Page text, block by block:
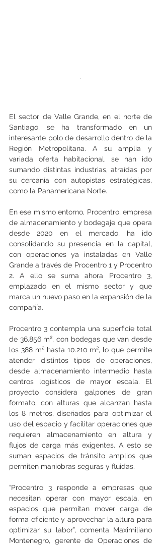
.
El sector de Valle Grande, en el norte de
Santiago, se ha transformado en un
interesante polo de desarrollo dentro de la
Región Metropolitana. A su amplia y
variada oferta habitacional, se han ido
sumando distintas industrias, atraídas por
su cercanía con autopistas estratégicas,
como la Panamericana Norte.
En ese mismo entorno, Procentro, empresa
de almacenamiento y bodegaje que opera
desde 2020 en el mercado, ha ido
consolidando su presencia en la capital,
con operaciones ya instaladas en Valle
Grande a través de Procentro 1 y Procentro
2. A ello se suma ahora Procentro 3,
emplazado en el mismo sector y que
marca un nuevo paso en la expansión de la
compañía.
Procentro 3 contempla una superficie total
de 36.856 m², con bodegas que van desde
los 388 m² hasta 10.210 m², lo que permite
atender distintos tipos de operaciones,
desde almacenamiento intermedio hasta
centros logísticos de mayor escala. El
proyecto considera galpones de gran
formato, con alturas que alcanzan hasta
los 8 metros, diseñados para optimizar el
uso del espacio y facilitar operaciones que
requieren almacenamiento en altura y
flujos de carga más exigentes. A esto se
suman espacios de tránsito amplios que
permiten maniobras seguras y fluidas.
“Procentro 3 responde a empresas que
necesitan operar con mayor escala, en
espacios que permitan mover carga de
forma eficiente y aprovechar la altura para
optimizar su labor”, comenta Maximiliano
Montenegro, gerente de Operaciones de